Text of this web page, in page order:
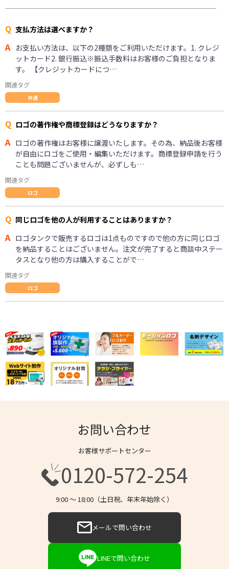
Q 支払方法は選べますか？
A お支払い方法は、以下の2種類をご利用いただけます。1. クレジ
ットカード2. 銀行振込※振込手数料はお客様のご負担となりま
す。 【クレジットカードにつ…
関連タグ
共通
Q ロゴの著作権や商標登録はどうなりますか？
A ロゴの著作権はお客様に譲渡いたします。その為、納品後お客様
が自由にロゴをご使用・編集いただけます。商標登録申請を行う
ことも問題ございませんが、必ずしも…
関連タグ
ロゴ
Q 同じロゴを他の人が利用することはありますか？
A ロゴタンクで販売するロゴは1点ものですので他の方に同じロゴ
を納品することはございません。注文が完了すると商談中ステー
タスとなり他の方は購入することがで…
関連タグ
ロゴ
お問い合わせ
お客様サポートセンター
0120-572-254
9:00 〜 18:00（土日祝、年末年始除く）
メールで問い合わせ
LINEで問い合わせ